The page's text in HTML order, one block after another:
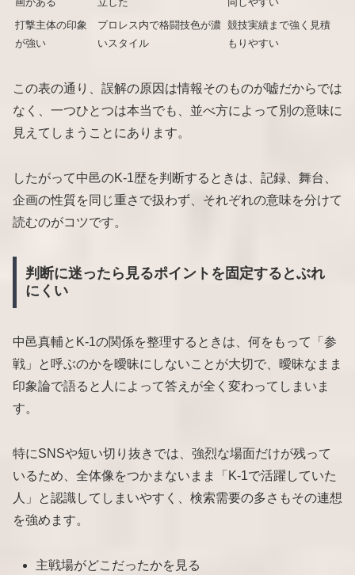
打撃主体の印象
が強い
プロレス内で格闘技色が濃
いスタイル
競技実績まで強く見積
もりやすい
この表の通り、誤解の原因は情報そのものが嘘だからでは
なく、一つひとつは本当でも、並べ方によって別の意味に
見えてしまうことにあります。
したがって中邑のK-1歴を判断するときは、記録、舞台、
企画の性質を同じ重さで扱わず、それぞれの意味を分けて
読むのがコツです。
判断に迷ったら見るポイントを固定するとぶれ
にくい
中邑真輔とK-1の関係を整理するときは、何をもって「参
戦」と呼ぶのかを曖昧にしないことが大切で、曖昧なまま
印象論で語ると人によって答えが全く変わってしまいま
す。
特にSNSや短い切り抜きでは、強烈な場面だけが残って
いるため、全体像をつかまないまま「K-1で活躍していた
人」と認識してしまいやすく、検索需要の多さもその連想
を強めます。
主戦場がどこだったかを見る